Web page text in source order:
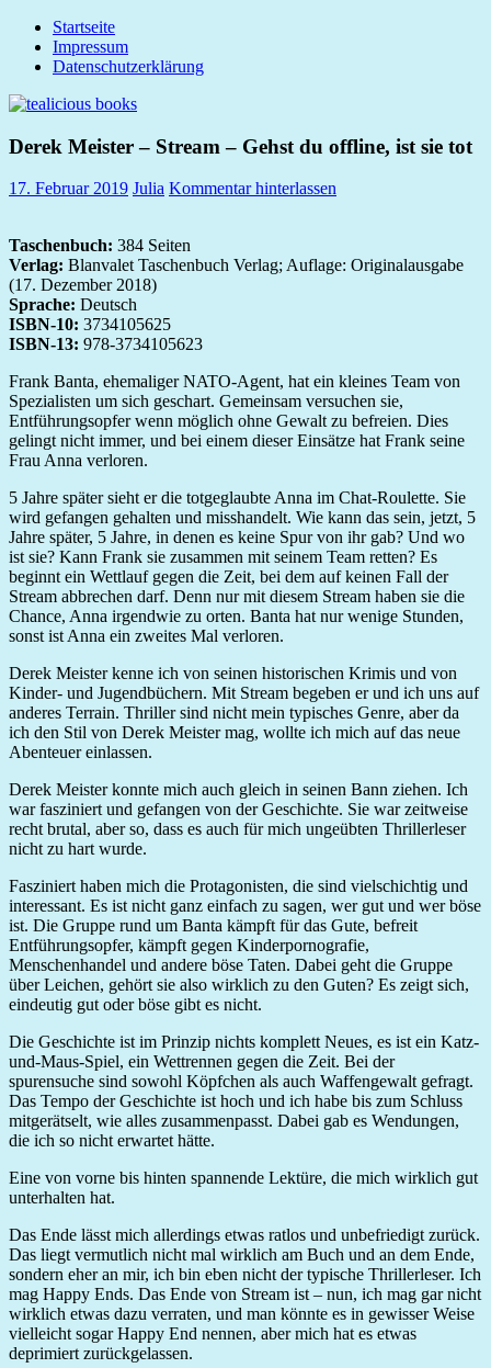
Zum
Inhalt
springen
tealicious
books
Startseite
Impressum
Datenschutzerklärung
Derek Meister – Stream – Gehst du offline, ist sie tot
17. Februar 2019 Julia Kommentar hinterlassen
Taschenbuch: 384 Seiten
Verlag: Blanvalet Taschenbuch Verlag; Auflage: Originalausgabe
(17. Dezember 2018)
Sprache: Deutsch
ISBN-10: 3734105625
ISBN-13: 978-3734105623
Frank Banta, ehemaliger NATO-Agent, hat ein kleines Team von
Spezialisten um sich geschart. Gemeinsam versuchen sie,
Entführungsopfer wenn möglich ohne Gewalt zu befreien. Dies
gelingt nicht immer, und bei einem dieser Einsätze hat Frank seine
Frau Anna verloren.
5 Jahre später sieht er die totgeglaubte Anna im Chat-Roulette. Sie
wird gefangen gehalten und misshandelt. Wie kann das sein, jetzt, 5
Jahre später, 5 Jahre, in denen es keine Spur von ihr gab? Und wo
ist sie? Kann Frank sie zusammen mit seinem Team retten? Es
beginnt ein Wettlauf gegen die Zeit, bei dem auf keinen Fall der
Stream abbrechen darf. Denn nur mit diesem Stream haben sie die
Chance, Anna irgendwie zu orten. Banta hat nur wenige Stunden,
sonst ist Anna ein zweites Mal verloren.
Derek Meister kenne ich von seinen historischen Krimis und von
Kinder- und Jugendbüchern. Mit Stream begeben er und ich uns auf
anderes Terrain. Thriller sind nicht mein typisches Genre, aber da
ich den Stil von Derek Meister mag, wollte ich mich auf das neue
Abenteuer einlassen.
Derek Meister konnte mich auch gleich in seinen Bann ziehen. Ich
war fasziniert und gefangen von der Geschichte. Sie war zeitweise
recht brutal, aber so, dass es auch für mich ungeübten Thrillerleser
nicht zu hart wurde.
Fasziniert haben mich die Protagonisten, die sind vielschichtig und
interessant. Es ist nicht ganz einfach zu sagen, wer gut und wer böse
ist. Die Gruppe rund um Banta kämpft für das Gute, befreit
Entführungsopfer, kämpft gegen Kinderpornografie,
Menschenhandel und andere böse Taten. Dabei geht die Gruppe
über Leichen, gehört sie also wirklich zu den Guten? Es zeigt sich,
eindeutig gut oder böse gibt es nicht.
Die Geschichte ist im Prinzip nichts komplett Neues, es ist ein Katz-
und-Maus-Spiel, ein Wettrennen gegen die Zeit. Bei der
spurensuche sind sowohl Köpfchen als auch Waffengewalt gefragt.
Das Tempo der Geschichte ist hoch und ich habe bis zum Schluss
mitgerätselt, wie alles zusammenpasst. Dabei gab es Wendungen,
die ich so nicht erwartet hätte.
Eine von vorne bis hinten spannende Lektüre, die mich wirklich gut
unterhalten hat.
Das Ende lässt mich allerdings etwas ratlos und unbefriedigt zurück.
Das liegt vermutlich nicht mal wirklich am Buch und an dem Ende,
sondern eher an mir, ich bin eben nicht der typische Thrillerleser. Ich
mag Happy Ends. Das Ende von Stream ist – nun, ich mag gar nicht
wirklich etwas dazu verraten, und man könnte es in gewisser Weise
vielleicht sogar Happy End nennen, aber mich hat es etwas
deprimiert zurückgelassen.